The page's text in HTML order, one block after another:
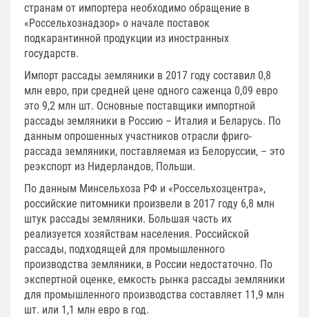
странам от импортера необходимо обращение в
«Россельхознадзор» о начале поставок
подкарантинной продукции из иностранных
государств.
Импорт рассады земляники в 2017 году составил 0,8
млн евро, при средней цене одного саженца 0,09 евро
это 9,2 млн шт. Основные поставщики импортной
рассады земляники в Россию – Италия и Беларусь. По
данным опрошенных участников отрасли фриго-
рассада земляники, поставляемая из Белоруссии, – это
реэкспорт из Нидерландов, Польши.
По данным Минсельхоза РФ и «Россельхозцентра»,
российские питомники произвели в 2017 году 6,8 млн
штук рассады земляники. Большая часть их
реализуется хозяйствам населения. Российской
рассады, подходящей для промышленного
производства земляники, в России недостаточно. По
экспертной оценке, емкость рынка рассады земляники
для промышленного производства составляет 11,9 млн
шт. или 1,1 млн евро в год.